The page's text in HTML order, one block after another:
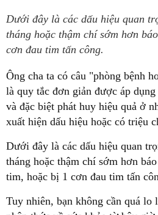
Dưới đây là các dấu hiệu quan
tháng hoặc thậm chí sớm hơn
cơn đau tim tấn công.
Ông cha ta có câu "phòng bệnh
là quy tắc đơn giản được áp
và đặc biệt phát huy hiệu quả ở
xuất hiện dấu hiệu hoặc có triệu
Dưới đây là các dấu hiệu quan
tháng hoặc thậm chí sớm hơn
tim, hoặc bị 1 cơn đau tim tấn
Tuy nhiên, bạn không cần quá lo